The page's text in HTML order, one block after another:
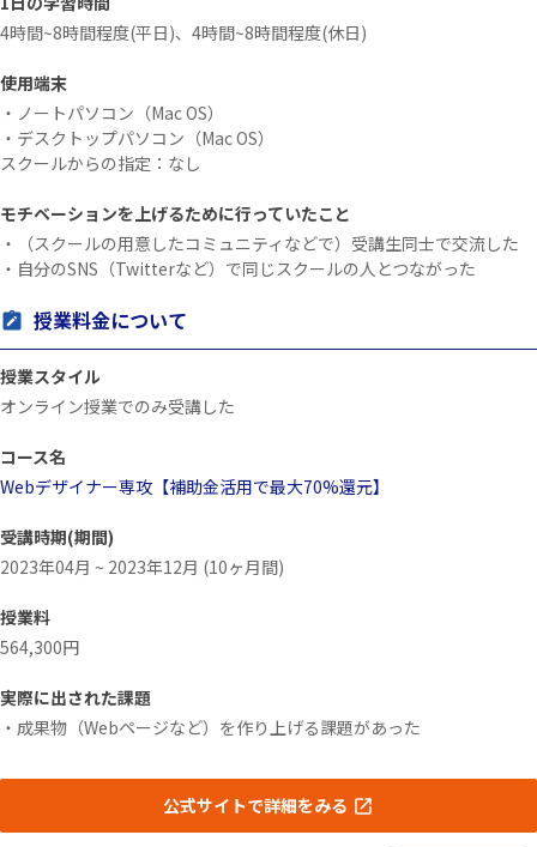
4時間~8時間程度(平日)、4時間~8時間程度(休日)
使用端末
・ノートパソコン（Mac OS）
・デスクトップパソコン（Mac OS）
スクールからの指定：なし
モチベーションを上げるために行っていたこと
・（スクールの用意したコミュニティなどで）受講生同士で交流した
・自分のSNS（Twitterなど）で同じスクールの人とつながった
授業料金について
授業スタイル
オンライン授業でのみ受講した
コース名
Webデザイナー専攻【補助金活用で最大70%還元】
受講時期(期間)
2023年04月 ~ 2023年12月 (10ヶ月間)
授業料
564,300円
実際に出された課題
・成果物（Webページなど）を作り上げる課題があった
公式サイトで詳細をみる